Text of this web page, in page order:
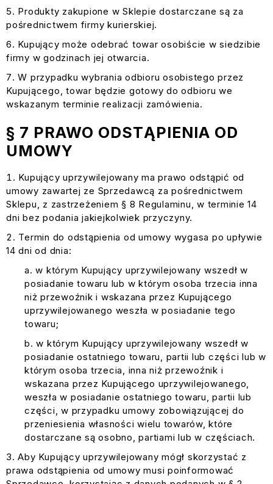
Produkty zakupione w Sklepie dostarczane są za
pośrednictwem firmy kurierskiej.
Kupujący może odebrać towar osobiście w siedzibie
firmy w godzinach jej otwarcia.
W przypadku wybrania odbioru osobistego przez
Kupującego, towar będzie gotowy do odbioru we
wskazanym terminie realizacji zamówienia.
§ 7 PRAWO ODSTĄPIENIA OD
UMOWY
Kupujący uprzywilejowany ma prawo odstąpić od
umowy zawartej ze Sprzedawcą za pośrednictwem
Sklepu, z zastrzeżeniem § 8 Regulaminu, w terminie 14
dni bez podania jakiejkolwiek przyczyny.
Termin do odstąpienia od umowy wygasa po upływie
14 dni od dnia:
w którym Kupujący uprzywilejowany wszedł w
posiadanie towaru lub w którym osoba trzecia inna
niż przewoźnik i wskazana przez Kupującego
uprzywilejowanego weszła w posiadanie tego
towaru;
w którym Kupujący uprzywilejowany wszedł w
posiadanie ostatniego towaru, partii lub części lub w
którym osoba trzecia, inna niż przewoźnik i
wskazana przez Kupującego uprzywilejowanego,
weszła w posiadanie ostatniego towaru, partii lub
części, w przypadku umowy zobowiązującej do
przeniesienia własności wielu towarów, które
dostarczane są osobno, partiami lub w częściach.
Aby Kupujący uprzywilejowany mógł skorzystać z
prawa odstąpienia od umowy musi poinformować